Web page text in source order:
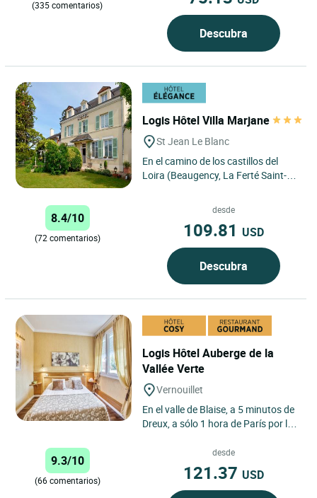
(335 comentarios)
Descubra
Logis Hôtel Villa Marjane
St Jean Le Blanc
En el camino de los castillos del
Loira (Beaugency, La Ferté Saint-
de Orléans (su catedral,...
8.4/10
(72 comentarios)
desde
109.81 USD
Descubra
Logis Hôtel Auberge de la
Vallée Verte
Vernouillet
En el valle de Blaise, a 5 minutos de
Dreux, a sólo 1 hora de París por la
9.3/10
(66 comentarios)
desde
121.37 USD